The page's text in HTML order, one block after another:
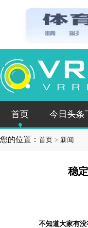
首页 今日头条
您的位置： 首页 > 新闻
稳
不知道大家有